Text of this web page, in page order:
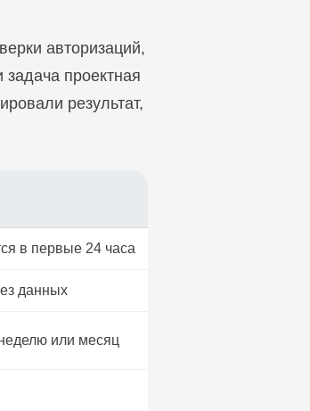
авторизаций,
проектная
результат,
в первые 24 часа
данных
или месяц